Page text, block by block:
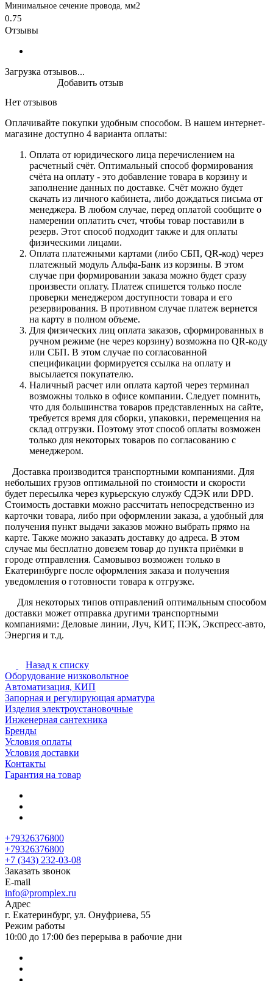
Минимальное сечение провода, мм2
0.75
Отзывы
Загрузка отзывов...
Нет отзывов
Добавить отзыв
Оплачивайте покупки удобным способом. В нашем интернет-
магазине доступно 4 варианта оплаты:
Оплата от юридического лица перечислением на
расчетный счёт. Оптимальный способ формирования
счёта на оплату - это добавление товара в корзину и
заполнение данных по доставке. Счёт можно будет
скачать из личного кабинета, либо дождаться письма от
менеджера. В любом случае, перед оплатой сообщите о
намерении оплатить счет, чтобы товар поставили в
резерв. Этот способ подходит также и для оплаты
физическими лицами.
Оплата платежными картами (либо СБП, QR-код) через
платежный модуль Альфа-Банк из корзины. В этом
случае при формировании заказа можно будет сразу
произвести оплату. Платеж спишется только после
проверки менеджером доступности товара и его
резервирования. В противном случае платеж вернется
на карту в полном объеме.
Для физических лиц оплата заказов, сформированных в
ручном режиме (не через корзину) возможна по QR-коду
или СБП. В этом случае по согласованной
спецификации формируется ссылка на оплату и
высылается покупателю.
Наличный расчет или оплата картой через терминал
возможны только в офисе компании. Следует помнить,
что для большинства товаров представленных на сайте,
требуется время для сборки, упаковки, перемещения на
склад отгрузки. Поэтому этот способ оплаты возможен
только для некоторых товаров по согласованию с
менеджером.
Доставка производится транспортными компаниями. Для
небольших грузов оптимальной по стоимости и скорости
будет пересылка через курьерскую службу СДЭК или DPD.
Стоимость доставки можно рассчитать непосредственно из
карточки товара, либо при оформлении заказа, а удобный для
получения пункт выдачи заказов можно выбрать прямо на
карте. Также можно заказать доставку до адреса. В этом
случае мы бесплатно довезем товар до пункта приёмки в
городе отправления. Самовывоз возможен только в
Екатеринбурге после оформления заказа и получения
уведомления о готовности товара к отгрузке.
Для некоторых типов отправлений оптимальным способом
доставки может отправка другими транспортными
компаниями: Деловые линии, Луч, КИТ, ПЭК, Экспресс-авто,
Энергия и т.д.
Назад к списку
Оборудование низковольтное
Автоматизация, КИП
Запорная и регулирующая арматура
Изделия электроустановочные
Инженерная сантехника
Бренды
Условия оплаты
Условия доставки
Контакты
Гарантия на товар
+79326376800
+79326376800
+7 (343) 232-03-08
Заказать звонок
E-mail
info@promplex.ru
Адрес
г. Екатеринбург, ул. Онуфриева, 55
Режим работы
10:00 до 17:00 без перерыва в рабочие дни